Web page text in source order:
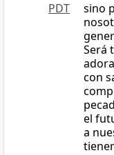
PDT
sino
Será
con
el
a